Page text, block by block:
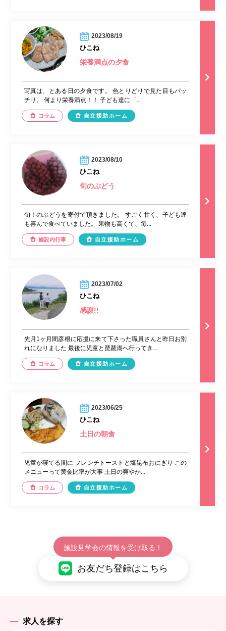
2023/08/19
ひこね
栄養満点の夕食
写真は、とある日の夕食です。 色とりどりで見た目もバッ
チリ。 何より栄養満点！！ 子ども達に「...
コラム 自立援助ホーム
2023/08/10
ひこね
旬のぶどう
旬！のぶどうを寄付で頂きました。 すごく甘く、子ども達
も喜んで食べていました。 果物も高くて、毎...
施設内行事 自立援助ホーム
2023/07/02
ひこね
感謝!!
先月1ヶ月間彦根に応援に来て下さった職員さんと昨日お別
れになりました 最後に児童と琵琶湖へ行ってき...
コラム 自立援助ホーム
2023/06/25
ひこね
土日の朝食
児童が寝てる間に フレンチトーストと塩昆布おにぎり この
メニューって黄金比率が大事 土日の爽やか...
コラム 自立援助ホーム
施設見学会の情報を受け取る！
お友だち登録はこちら
求人を探す